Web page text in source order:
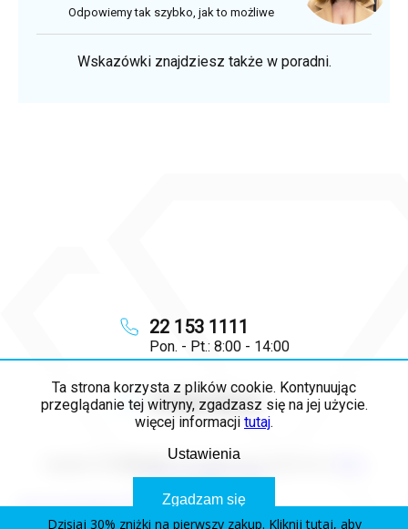
Ta strona korzysta z plików cookie. Kontynuując
przeglądanie tej witryny, zgadzasz się na jej użycie.
więcej informacji tutaj.
Ustawienia
Zgadzam się
info@ majya.pl
22 153 1111
Pon. - Pt.: 8:00 - 14:00
Odpowiemy tak szybko, jak to możliwe
Wskazówki znajdziesz także w poradni.
Opracował Shoptet Premium
ustawienia plików cookie
Dzisiaj 30% zniżki na pierwszy zakup. Kliknij tutaj, aby